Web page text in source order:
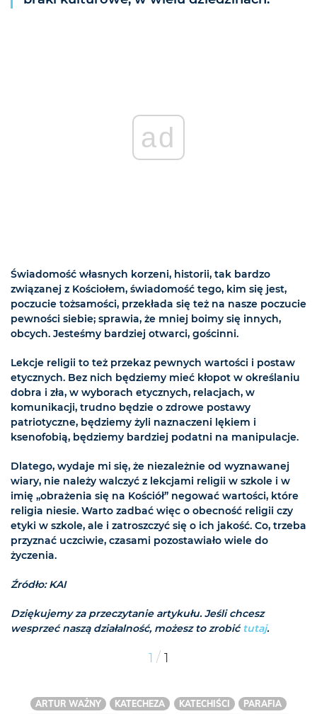
ad
Świadomość własnych korzeni, historii, tak bardzo
związanej z Kościołem, świadomość tego, kim się jest,
poczucie tożsamości, przekłada się też na nasze poczucie
pewności siebie; sprawia, że mniej boimy się innych,
obcych. Jesteśmy bardziej otwarci, gościnni.
Lekcje religii to też przekaz pewnych wartości i postaw
etycznych. Bez nich będziemy mieć kłopot w określaniu
dobra i zła, w wyborach etycznych, relacjach, w
komunikacji, trudno będzie o zdrowe postawy
patriotyczne, będziemy żyli naznaczeni lękiem i
ksenofobią, będziemy bardziej podatni na manipulacje.
Dlatego, wydaje mi się, że niezależnie od wyznawanej
wiary, nie należy walczyć z lekcjami religii w szkole i w
imię „obrażenia się na Kościół” negować wartości, które
religia niesie. Warto zadbać więc o obecność religii czy
etyki w szkole, ale i zatroszczyć się o ich jakość. Co, trzeba
przyznać uczciwie, czasami pozostawiało wiele do
życzenia.
Źródło: KAI
Dziękujemy za przeczytanie artykułu. Jeśli chcesz
wesprzeć naszą działalność, możesz to zrobićtutaj.
1 / 1
ARTUR WAŻNY KATECHEZA KATECHIŚCI
PARAFIA